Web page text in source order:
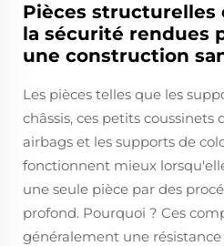
Pièces
la sécurité rendues
une construction
Les pièces telles que les
châssis, ces petits coussinets
airbags et les supports de
fonctionnent mieux
une seule pièce par des
profond. Pourquoi ? Ces
généralement une